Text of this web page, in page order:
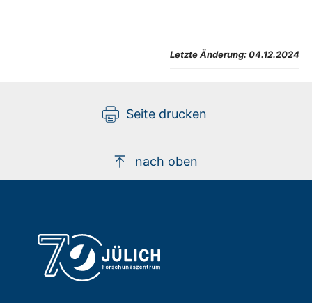
Letzte Änderung:04.12.2024
Seite drucken
nach oben